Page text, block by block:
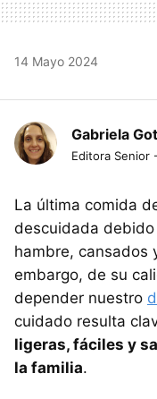
14 Mayo 2024
Gabriela
Editora Senior
La última comida
descuidada
hambre, cansados
embargo, de su
depender nuestro
cuidado resulta
ligeras, fáciles y
la familia.